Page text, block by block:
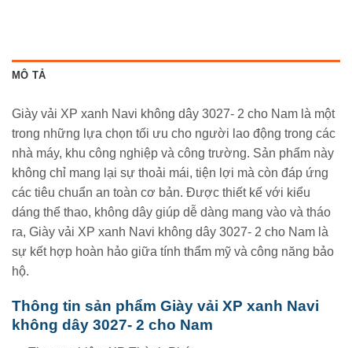
MÔ TẢ
Giày vải XP xanh Navi không dây 3027- 2 cho Nam là một
trong những lựa chọn tối ưu cho người lao động trong các
nhà máy, khu công nghiệp và công trường. Sản phẩm này
không chỉ mang lại sự thoải mái, tiện lợi mà còn đáp ứng
các tiêu chuẩn an toàn cơ bản. Được thiết kế với kiểu
dáng thể thao, không dây giúp dễ dàng mang vào và tháo
ra, Giày vải XP xanh Navi không dây 3027- 2 cho Nam là
sự kết hợp hoàn hảo giữa tính thẩm mỹ và công năng bảo
hộ.
Thông tin sản phẩm Giày vải XP xanh Navi
không dây 3027- 2 cho Nam